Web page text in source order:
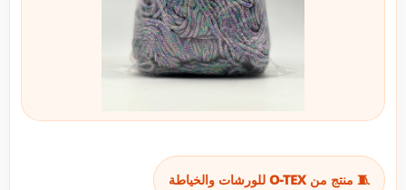
🧵 منتج من O-TEX للورشات والخياطة